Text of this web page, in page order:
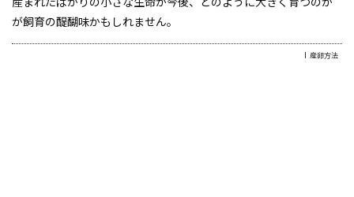
が飼育の醍醐味かもしれません。
産卵方法